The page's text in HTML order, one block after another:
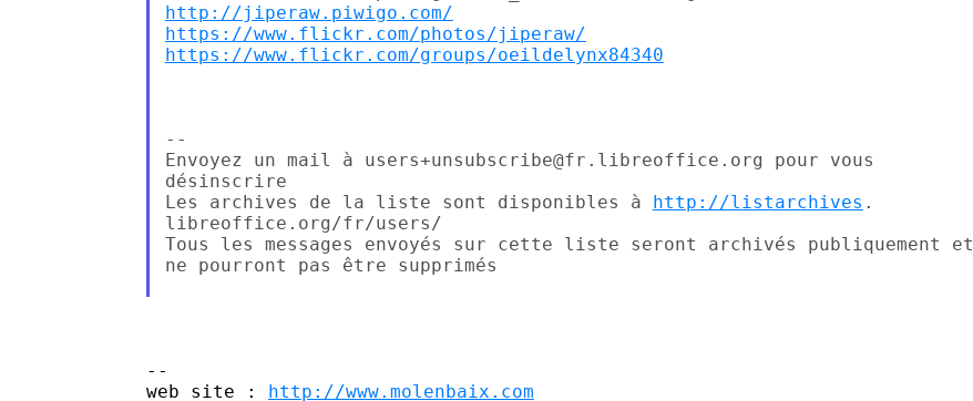
http://jiperaw.piwigo.com/
https://www.flickr.com/photos/jiperaw/
https://www.flickr.com/groups/oeildelynx84340
--
Envoyez un mail à users+unsubscribe@fr.libreoffice.org pour vous
désinscrire
Les archives de la liste sont disponibles à http://listarchives .
libreoffice.org/fr/users/
Tous les messages envoyés sur cette liste seront archivés publiquement et
ne pourront pas être supprimés
--
web site : http://www.molenbaix.com